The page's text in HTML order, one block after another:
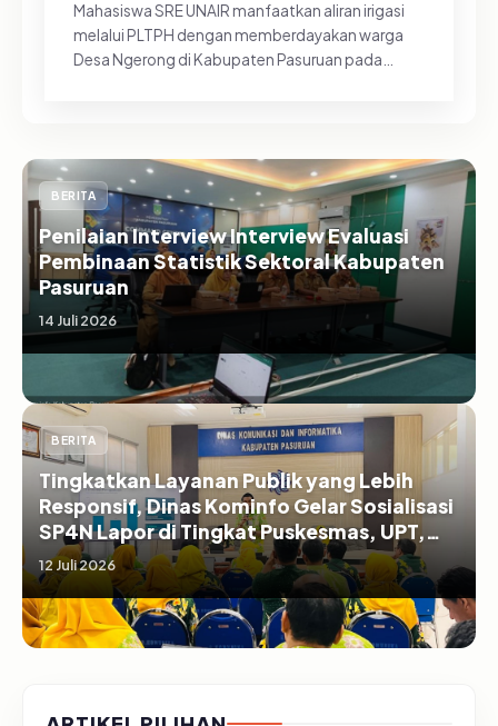
Mahasiswa SRE UNAIR manfaatkan aliran irigasi
melalui PLTPH dengan memberdayakan warga
Desa Ngerong di Kabupaten Pasuruan pada
BERITA
Penilaian Interview Interview Evaluasi
Pembinaan Statistik Sektoral Kabupaten
Pasuruan
14 Juli 2026
BERITA
Tingkatkan Layanan Publik yang Lebih
Responsif, Dinas Kominfo Gelar Sosialisasi
SP4N Lapor di Tingkat Puskesmas, UPT,
serta SD/SMP di Kabupaten Pasuruan
12 Juli 2026